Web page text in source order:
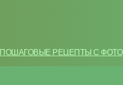
РЕЦЕПТЫ С ФОТО